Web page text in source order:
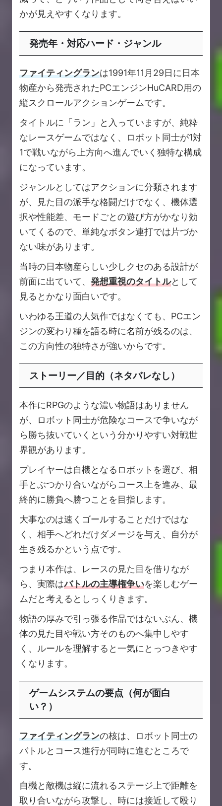
かが見えやすくなります。
発売年・対応ハード・ジャンル
ファイティングランは1991年11月29日に日本
物産から発売されたPCエンジンHuCARD用の
縦スクロールアクションゲームです。
タイトルに「ラン」と入っていますが、純粋
なレースゲームではなく、ロボット同士が1対
1で戦いながら上方向へ進んでいく独特な構成
になっています。
ジャンルとしてはアクションに分類されます
が、見た目の派手な格闘だけでなく、機体選
択や性能差、モードごとの遊び方がかなり効
いてくるので、単純なボタン連打では片づか
ない味があります。
当時の日本物産らしい少しクセのある設計が
前面に出ていて、 発想重視のタイトルとして
見るとかなり面白いです。
いわゆる王道の人気作ではなくても、PCエン
ジンの変わり種を語る時に名前が残るのは、
この方向性の独特さが強いからです。
ストーリー／目的（ネタバレなし）
本作にRPGのような濃い物語はありません
が、ロボット同士が危険なコースで争いなが
ら勝ち抜いていくという分かりやすい対戦世
界観があります。
プレイヤーは自機となるロボットを選び、相
手とぶつかり合いながらコース上を進み、最
終的に勝負へ勝つことを目指します。
大事なのは速くゴールすることだけではな
く、相手へどれだけダメージを与え、自分が
生き残るかという点です。
つまり本作は、レースの見た目を借りなが
ら、実際はバトルの主導権争いを楽しむゲー
ムだと考えるとしっくりきます。
物語の厚みで引っ張る作品ではないぶん、機
体の見た目や戦い方そのものへ集中しやす
く、ルールを理解すると一気にとっつきやす
くなります。
ゲームシステムの要点（何が面白
い？）
ファイティングランの核は、ロボット同士の
バトルとコース進行が同時に進むところで
す。
自機と敵機は縦に流れるステージ上で距離を
取り合いながら攻撃し、時には接近して殴り